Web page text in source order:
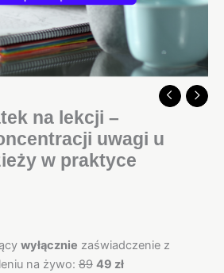
na lekcji –
uwagi u
w praktyce
wyłącznie zaświadczenie z
na żywo:89 49 zł